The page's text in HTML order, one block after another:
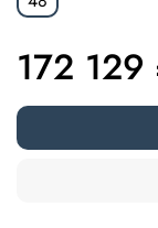
172 129